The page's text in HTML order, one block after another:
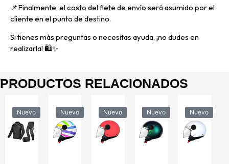
📌Finalmente, el costo del flete de envío será asumido por el
cliente en el punto de destino.
Si tienes más preguntas o necesitas ayuda, ¡no dudes en
realizarla! 🛍️✨
PRODUCTOS RELACIONADOS
Nuevo Nuevo Nuevo Nuevo Nuevo